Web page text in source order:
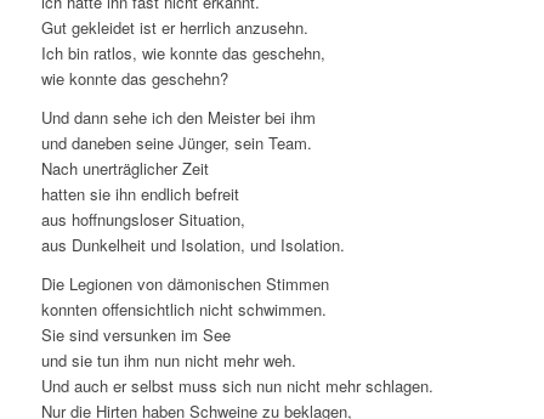
Gut gekleidet ist er herrlich anzusehn.
Ich bin ratlos, wie konnte das geschehn,
wie konnte das geschehn?
Und dann sehe ich den Meister bei ihm
und daneben seine Jünger, sein Team.
Nach unerträglicher Zeit
hatten sie ihn endlich befreit
aus hoffnungsloser Situation,
aus Dunkelheit und Isolation, und Isolation.
Die Legionen von dämonischen Stimmen
konnten offensichtlich nicht schwimmen.
Sie sind versunken im See
und sie tun ihm nun nicht mehr weh.
Und auch er selbst muss sich nun nicht mehr schlagen.
Nur die Hirten haben Schweine zu beklagen,